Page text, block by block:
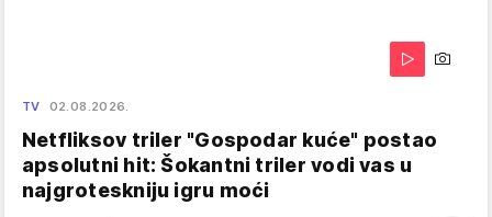
TV 02.08.2026.
Netfliksov triler "Gospodar kuće" postao
apsolutni hit: Šokantni triler vodi vas u
najgroteskniju igru moći